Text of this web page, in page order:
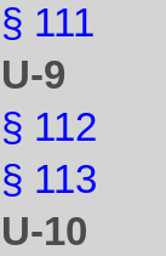
§ 111
U-9
§ 112
§ 113
U-10